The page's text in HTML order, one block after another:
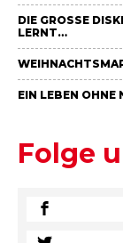
DIE GROSSE
ERNT…
EIN LEBEN OHNE
Folge